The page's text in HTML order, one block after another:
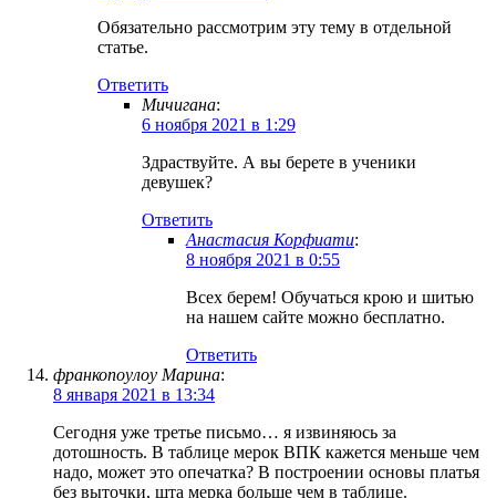
Обязательно рассмотрим эту тему в отдельной
статье.
Ответить
Мичигана:
6 ноября 2021 в 1:29
Здраствуйте. А вы берете в ученики
девушек?
Ответить
Анастасия Корфиати:
8 ноября 2021 в 0:55
Всех берем! Обучаться крою и шитью
на нашем сайте можно бесплатно.
Ответить
франкопоулоу Марина:
8 января 2021 в 13:34
Сегодня уже третье письмо… я извиняюсь за
дотошность. В таблице мерок ВПК кажется меньше чем
надо, может это опечатка? В построении основы платья
без выточки, щта мерка больше чем в таблице.